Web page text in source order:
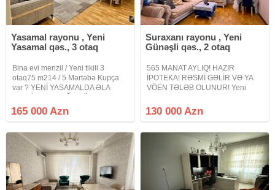
Yasamal rayonu , Yeni
Yasamal qəs., 3 otaq
Bina evi menzil / Yeni tikili 3
otaq75 m214 / 5 Mərtəbə Kupça
var ? YENİ YASAMALDA ƏLA
MƏNZİL! ? Yeni Yasamal
qəsəbəsi, Mənzil baxır 286
sağındada baxca var ,
165 000 Azn
Suraxanı rayonu , Yeni
Günəşli qəs., 2 otaq
565 MANAT AYLIQ! HAZIR
İPOTEKA! RƏSMİ GƏLİR VƏ YA
VÖEN TƏLƏB OLUNUR! Yeni
Yeni Günəşli D massivində
QANUNİ 2 otaqlı mənzil satışa
mərtəbəli binanın 15-ci
130 000 Azn